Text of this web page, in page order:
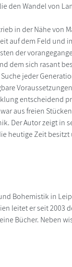
den Wandel von
in der Nähe von
auf dem Feld und
der
dem sich rasant
jeder
entscheidend
aus freien
Der Autor zeigt in
heutige Zeit besitzt
Bohemistik in
leitet er seit 2003
Bücher. Neben